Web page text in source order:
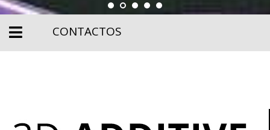
CONTACTOS